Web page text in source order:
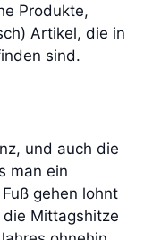
Produkte,
Artikel, die in
sind.
und auch die
man ein
gehen lohnt
Mittagshitze